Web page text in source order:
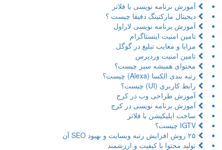
آموزش برنامه نویسی با فلاتر
دیجیتال مارکتینگ دقیقا چیست ؟
آموزش برنامه نویسی لاراول
تامین امنیت اینستاگرام
مزایا و معایب تبلیغ در گوگل
تامین امنیت وردپرس
محتوای همیشه سبز چیست؟
رتبه بندی الکسا (Alexa) چیست؟
رابط کاربری (UI) چیست؟
آموزش طراحی وب در کرج
آموزش برنامه نویسی در کرج
ساخت اپلیکیشن با فلاتر
IGTV چیست؟
۲۵ روش افزایش رتبه وبسایت و بهبود SEO آن
تولید محتوا با کیفیت و ارزشمند